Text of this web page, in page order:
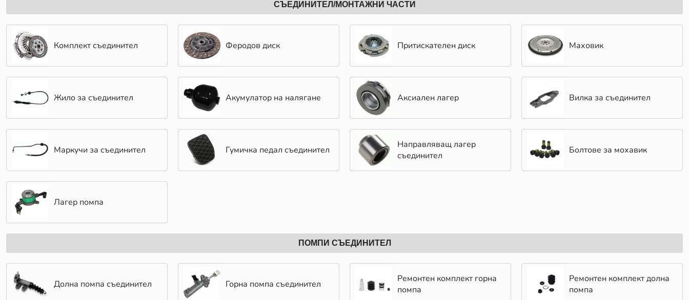
СЪЕДИНИТЕЛ/МОНТАЖНИ ЧАСТИ
Комплект съединител Феродов диск Притискателен диск Маховик
Жило за съединител Акумулатор на налягане Аксиален лагер Вилка за съединител
Маркучи за съединител Гумичка педал съединител
Направляващ лагер
съединител
Болтове за мохавик
Лагер помпа
ПОМПИ СЪЕДИНИТЕЛ
Долна помпа съединител Горна помпа съединител
Ремонтен комплект горна
помпа
Ремонтен комплект долна
помпа